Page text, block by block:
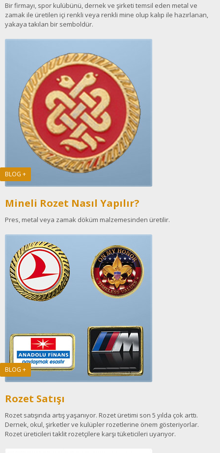
Bir firmayı, spor kulübünü, dernek ve şirketi temsil eden metal ve
zamak ile üretilen içi renkli veya renkli mine olup kalıp ile hazırlanan,
yakaya takılan bir semboldür.
BLOG +
Mineli Rozet Nasıl Yapılır?
Pres, metal veya zamak döküm malzemesinden üretilir.
BLOG +
Rozet Satışı
Rozet satışında artış yaşanıyor. Rozet üretimi son 5 yılda çok arttı.
Dernek, okul, şirketler ve kulüpler rozetlerine önem gösteriyorlar.
Rozet üreticileri taklit rozetçilere karşı tüketicileri uyarıyor.